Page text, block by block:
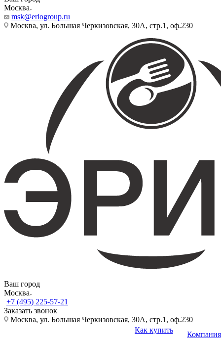
Москва
msk@eriogroup.ru
Москва, ул. Большая Черкизовская, 30А, стр.1, оф.230
Ваш город
Москва
+7 (495) 225-57-21
Заказать звонок
Москва, ул. Большая Черкизовская, 30А, стр.1, оф.230
Как купить
Компания